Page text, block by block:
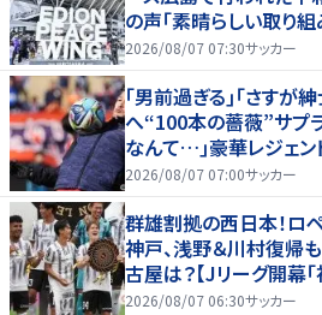
の声｢素晴らしい取り
応しい｣
2026/08/07 07:30サッカー
｢男前過ぎる｣｢さすが
へ“100本の薔薇”サプ
なんて…｣豪華レジェン
2026/08/07 07:00サッカー
群雄割拠の西日本！ロ
神戸、浅野＆川村復帰
古屋は？【Jリーグ開幕
(2)
2026/08/07 06:30サッカー